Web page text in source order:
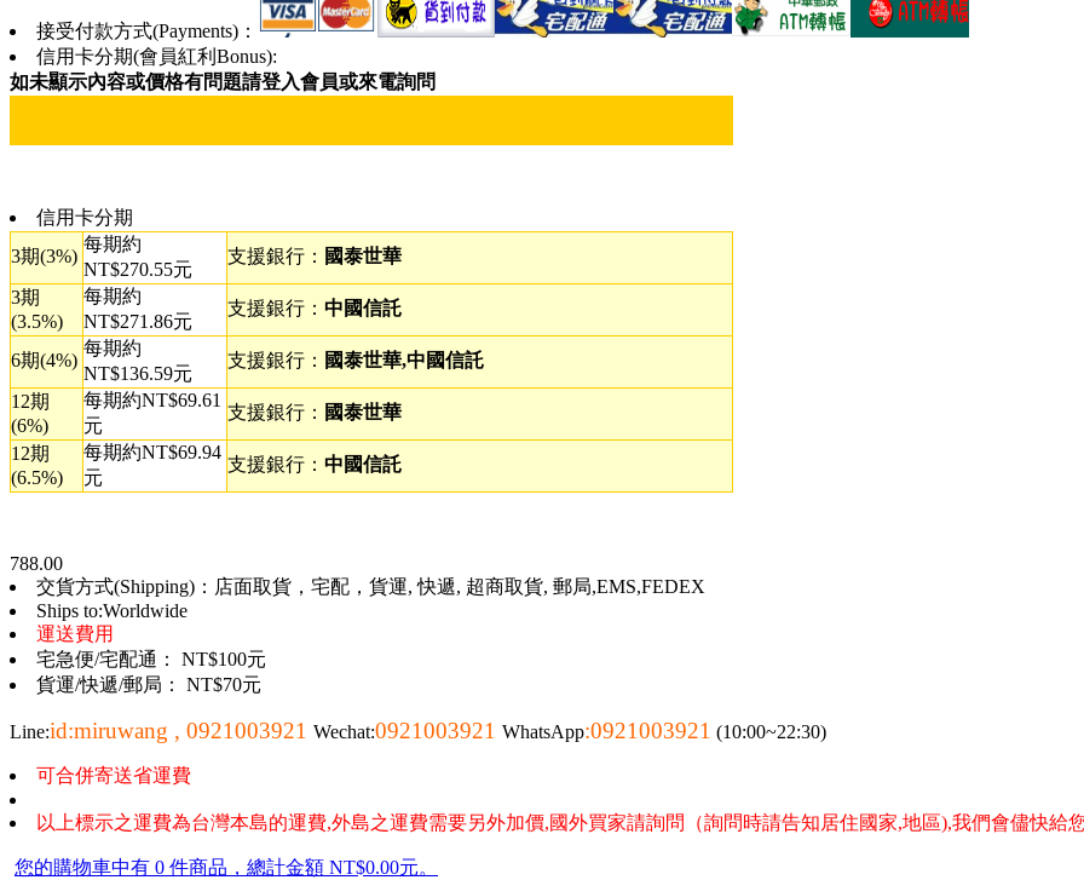
接受付款方式(Payments)：
信用卡分期(會員紅利Bonus):
如未顯示內容或價格有問題請登入會員或來電詢問
信用卡分期
3期(3%)
每期約
NT$270.55元
支援銀行： 國泰世華
3期
(3.5%)
每期約
NT$271.86元
支援銀行： 中國信託
6期(4%)
每期約
NT$136.59元
支援銀行： 國泰世華,中國信託
12期
(6%)
每期約NT$69.61
元
支援銀行： 國泰世華
12期
(6.5%)
每期約NT$69.94
元
支援銀行： 中國信託
788.00
交貨方式(Shipping)：店面取貨，宅配，貨運, 快遞, 超商取貨, 郵局,EMS,FEDEX
Ships to:Worldwide
運送費用
宅急便/宅配通： NT$100元
貨運/快遞/郵局： NT$70元
Line:id:miruwang , 0921003921 Wechat:0921003921 WhatsApp:0921003921 (10:00~22:30)
可合併寄送省運費
以上標示之運費為台灣本島的運費,外島之運費需要另外加價,國外買家請詢問（詢問時請告知居住國家,地區),我們會儘快給
您的購物車中有 0 件商品，總計金額 NT$0.00元。